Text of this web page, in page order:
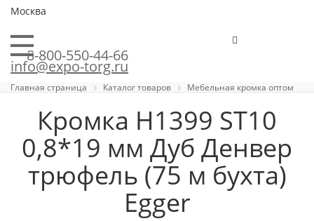
Москва
8-800-550-44-66
info@expo-torg.ru
Главная страница Каталог товаров Мебельная кромка оптом
Кромка H1399 ST10
0,8*19 мм Дуб Денвер
трюфель (75 м бухта)
Egger